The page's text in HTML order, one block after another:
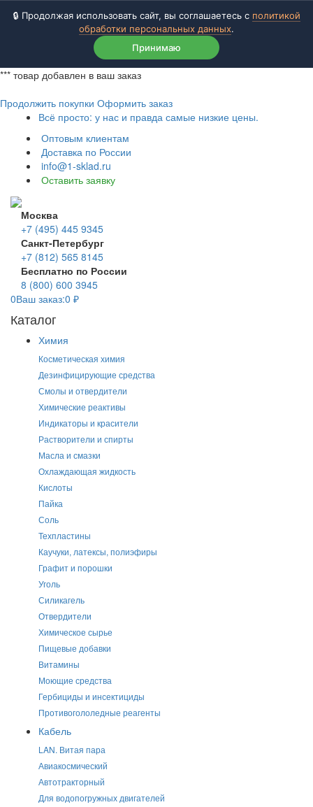
🔒 Продолжая использовать сайт, вы соглашаетесь с политикой
обработки персональных данных.
Принимаю
*** товар добавлен в ваш заказ
Продолжить покупки Оформить заказ
Всё просто: у нас и правда самые низкие цены.
Оптовым клиентам
Доставка по России
info@1-sklad.ru
Оставить заявку
Москва
+7 (495) 445 9345
Санкт-Петербург
+7 (812) 565 8145
Бесплатно по России
8 (800) 600 3945
0Ваш заказ:0 ₽
Каталог
Химия
Косметическая химия
Дезинфицирующие средства
Смолы и отвердители
Химические реактивы
Индикаторы и красители
Растворители и спирты
Масла и смазки
Охлаждающая жидкость
Кислоты
Пайка
Соль
Техпластины
Каучуки, латексы, полиэфиры
Графит и порошки
Уголь
Силикагель
Отвердители
Химическое сырье
Пищевые добавки
Витамины
Моющие средства
Гербициды и инсектициды
Противогололедные реагенты
Кабель
LAN. Витая пара
Авиакосмический
Автотракторный
Для водопогружных двигателей